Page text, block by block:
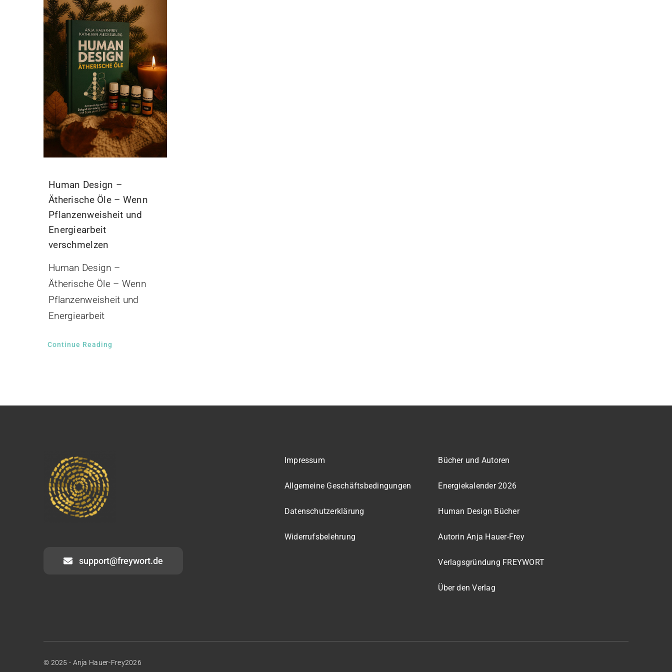
Human Design –
Ätherische Öle – Wenn
Pflanzenweisheit und
Energiearbeit
verschmelzen
Human Design –
Ätherische Öle – Wenn
Pflanzenweisheit und
Energiearbeit
Continue Reading
support@freywort.de
Impressum
Allgemeine Geschäftsbedingungen
Datenschutzerklärung
Widerrufsbelehrung
Bücher und Autoren
Energiekalender 2026
Human Design Bücher
Autorin Anja Hauer-Frey
Verlagsgründung FREYWORT
Über den Verlag
© 2025 - Anja Hauer-Frey2026